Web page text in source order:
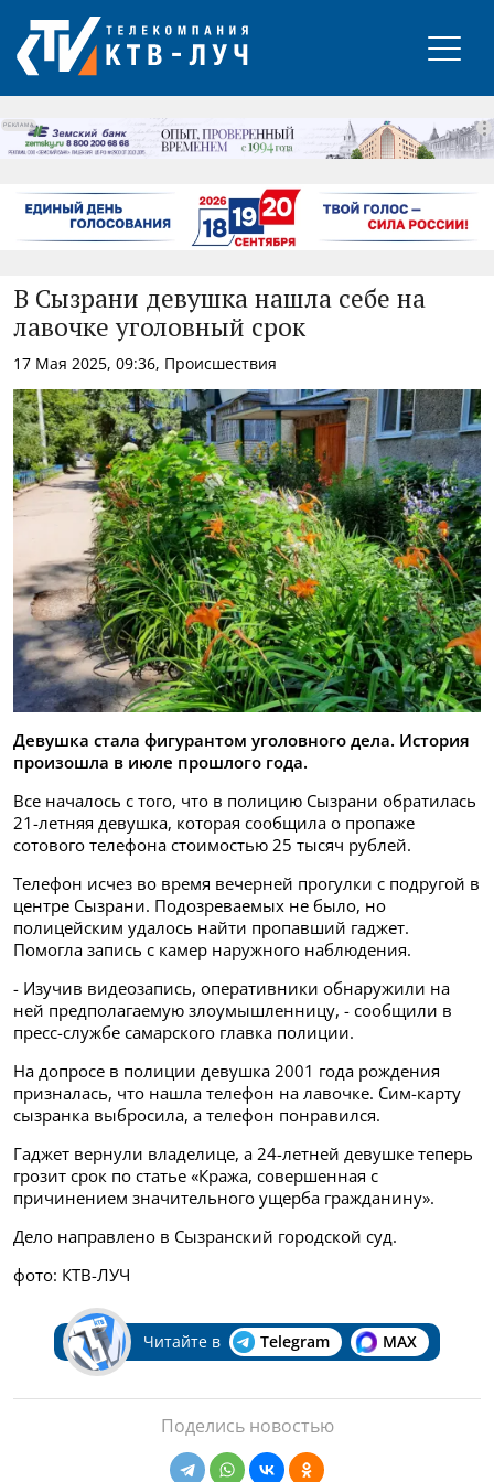
РЕКЛАМА
В Сызрани девушка нашла себе на
лавочке уголовный срок
17 Мая 2025, 09:36, Происшествия
Девушка стала фигурантом уголовного дела. История
произошла в июле прошлого года.
Все началось с того, что в полицию Сызрани обратилась
21-летняя девушка, которая сообщила о пропаже
сотового телефона стоимостью 25 тысяч рублей.
Телефон исчез во время вечерней прогулки с подругой в
центре Сызрани. Подозреваемых не было, но
полицейским удалось найти пропавший гаджет.
Помогла запись с камер наружного наблюдения.
- Изучив видеозапись, оперативники обнаружили на
ней предполагаемую злоумышленницу, - сообщили в
пресс-службе самарского главка полиции.
На допросе в полиции девушка 2001 года рождения
призналась, что нашла телефон на лавочке. Сим-карту
сызранка выбросила, а телефон понравился.
Гаджет вернули владелице, а 24-летней девушке теперь
грозит срок по статье «Кража, совершенная с
причинением значительного ущерба гражданину».
Дело направлено в Сызранский городской суд.
фото: КТВ-ЛУЧ
Читайте в Telegram MAX
Поделись новостью